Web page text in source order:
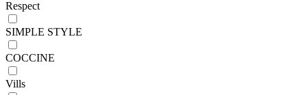
Respect
SIMPLE STYLE
COCCINE
Vills